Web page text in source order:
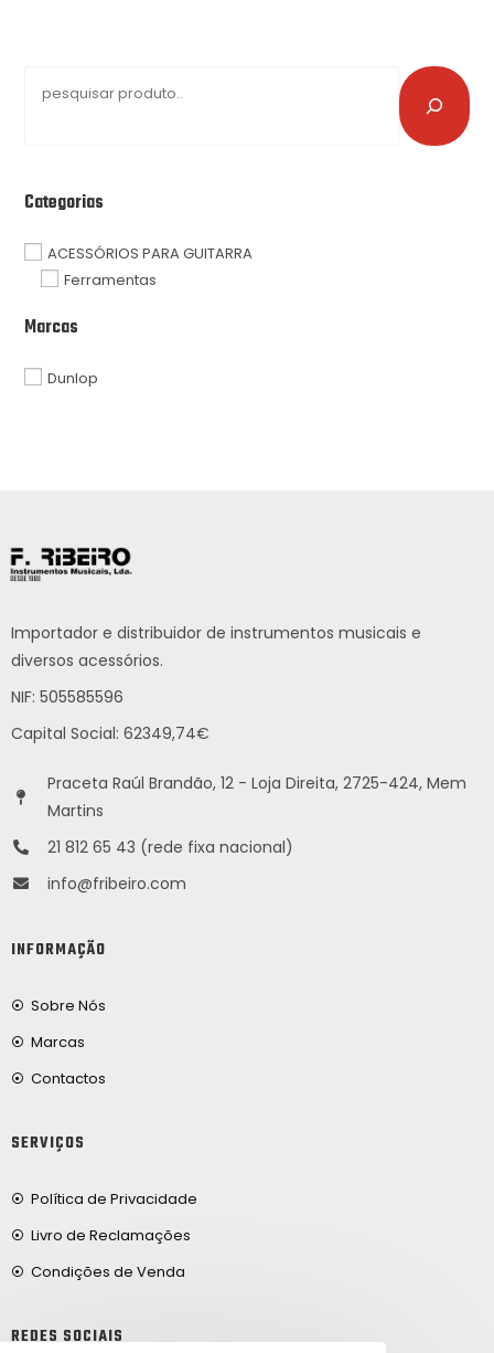
Categorias
ACESSÓRIOS PARA GUITARRA
Ferramentas
Marcas
Dunlop
Importador e distribuidor de instrumentos musicais e
diversos acessórios.
NIF: 505585596
Capital Social: 62349,74€
Praceta Raúl Brandão, 12 - Loja Direita, 2725-424, Mem
Martins
21 812 65 43 (rede fixa nacional)
info@fribeiro.com
INFORMAÇÃO
Sobre Nós
Marcas
Contactos
SERVIÇOS
Política de Privacidade
Livro de Reclamações
Condições de Venda
REDES SOCIAIS